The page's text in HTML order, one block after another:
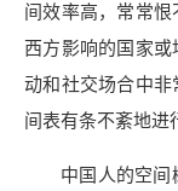
间效率高，常常
西方影响的国家
动和社交场合中
间表有条不紊地进
中国人的空